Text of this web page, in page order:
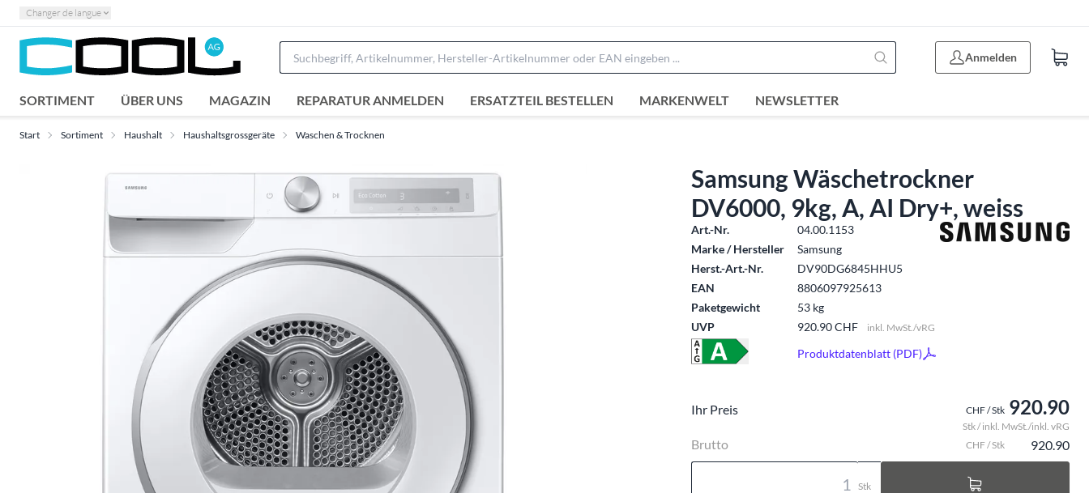
Changer de langue
Anmelden
SORTIMENT ÜBER UNS MAGAZIN REPARATUR ANMELDEN ERSATZTEIL BESTELLEN MARKENWELT NEWSLETTER
Start Sortiment Haushalt Haushaltsgrossgeräte Waschen & Trocknen
Samsung Wäschetrockner
DV6000, 9kg, A, AI Dry+, weiss
Art.-Nr.
04.00.1153
Marke / Hersteller
Samsung
Herst.-Art.-Nr.
DV90DG6845HHU5
EAN
8806097925613
Paketgewicht
53 kg
UVP
920.90 CHF inkl. MwSt./vRG
Produktdatenblatt (PDF)
Ihr Preis CHF / Stk 920.90
Stk / inkl. MwSt./inkl. vRG
Brutto CHF / Stk 920.90
Stk